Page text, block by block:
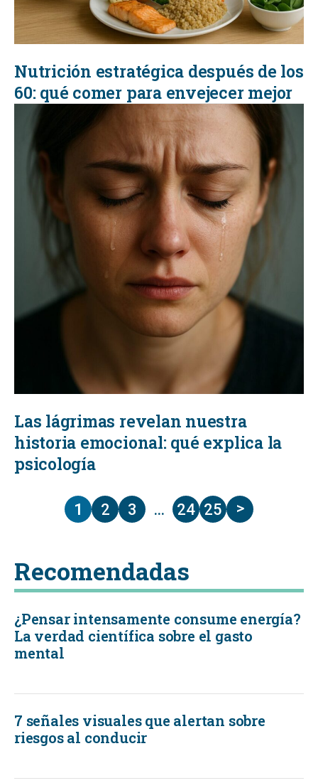
Nutrición estratégica después de los
60: qué comer para envejecer mejor
Las lágrimas revelan nuestra
historia emocional: qué explica la
psicología
1 2 3 … 24 25 >
Recomendadas
¿Pensar intensamente consume energía?
La verdad científica sobre el gasto
mental
7 señales visuales que alertan sobre
riesgos al conducir